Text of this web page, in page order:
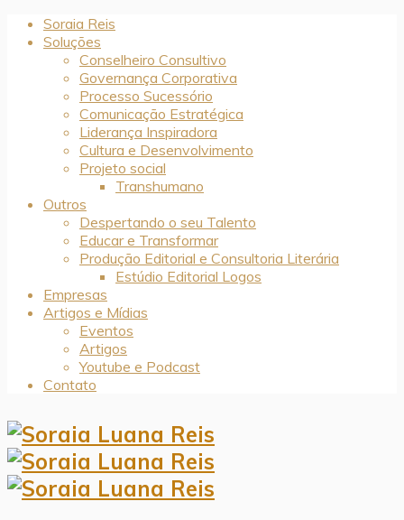
Soraia Reis
Soluções
Conselheiro Consultivo
Governança Corporativa
Processo Sucessório
Comunicação Estratégica
Liderança Inspiradora
Cultura e Desenvolvimento
Projeto social
Transhumano
Outros
Despertando o seu Talento
Educar e Transformar
Produção Editorial e Consultoria Literária
Estúdio Editorial Logos
Empresas
Artigos e Mídias
Eventos
Artigos
Youtube e Podcast
Contato